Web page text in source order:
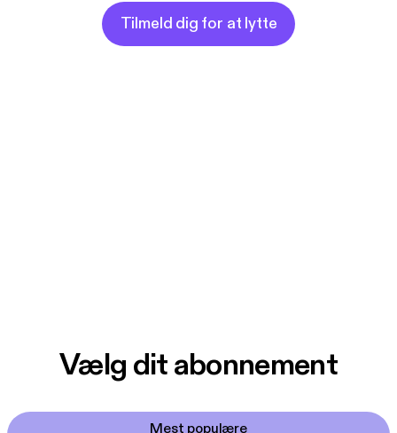
Tilmeld dig for at lytte
Vælg dit abonnement
Mest populære